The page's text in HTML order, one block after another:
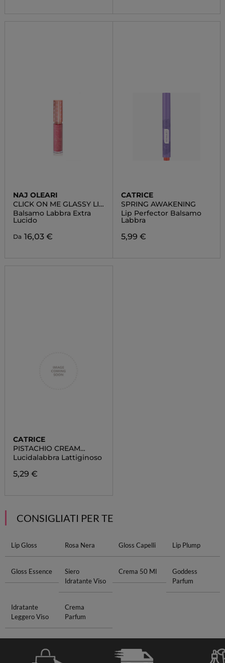
NAJ OLEARI
CLICK ON ME GLASSY LIP
BALM
Balsamo Labbra Extra
Lucido
Da 16,03 €
CATRICE
SPRING AWAKENING
Lip Perfector Balsamo
Labbra
5,99 €
CATRICE
PISTACHIO CREAM
DELIGHT
Lucidalabbra Lattiginoso
5,29 €
CONSIGLIATI PER TE
Lip Gloss Rosa Nera Gloss Capelli Lip Plump
Gloss Essence
Siero
Idratante Viso
Crema 50 Ml
Goddess
Parfum
Idratante
Leggero Viso
Crema
Parfum